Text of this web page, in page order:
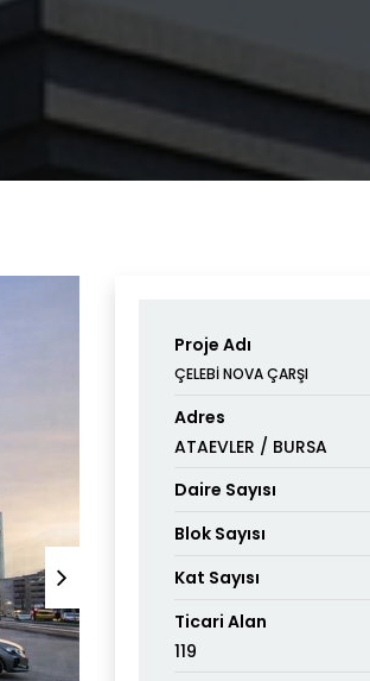
Proje Adı
ÇELEBİ NOVA ÇARŞI
Adres
ATAEVLER / BURSA
Daire Sayısı
Blok Sayısı
Kat Sayısı
Ticari Alan
119